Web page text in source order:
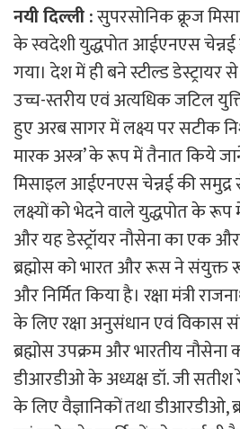
नयी दिल्ली :सुपरसोनिक क्रूज
के स्वदेशी युद्धपोत आईएनएस
गया। देश में ही बने स्टील्ड डेस्ट्रायर
उच्च-स्तरीय एवं अत्यधिक जटिल
हुए अरब सागर में लक्ष्य पर सटीक
मारक अस्त्र’ के रूप में तैनात किये
मिसाइल आईएनएस चेन्नई की
लक्ष्यों को भेदने वाले युद्धपोत के रूप
और यह डेस्ट्रॉयर नौसेना का एक
ब्रह्मोस को भारत और रूस ने संयुक्त
और निर्मित किया है। रक्षा मंत्री
के लिए रक्षा अनुसंधान एवं विकास
ब्रह्मोस उपक्रम और भारतीय नौसेना
डीआरडीओ के अध्यक्ष डॉ. जी सतीश
के लिए वैज्ञानिकों तथा डीआरडीओ,